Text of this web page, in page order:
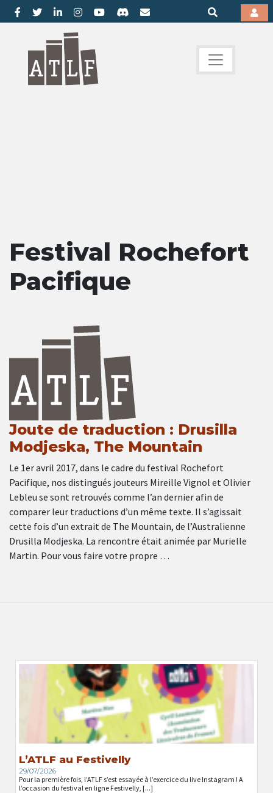
Festival Rochefort
Pacifique
Joute de traduction : Drusilla
Modjeska, The Mountain
Le 1er avril 2017, dans le cadre du festival Rochefort
Pacifique, nos distingués jouteurs Mireille Vignol et Olivier
Lebleu se sont retrouvés comme l’an dernier afin de
comparer leur traductions d’un même texte. Il s’agissait
cette fois d’un extrait de The Mountain, de l’Australienne
Drusilla Modjeska. La rencontre était animée par Murielle
Martin. Pour vous faire votre propre …
L’ATLF au Festivelly
29/07/2026
Pour la première fois, l’ATLF s’est essayée à l’exercice du live Instagram ! A
l’occasion du festival en ligne Festivelly, [...]